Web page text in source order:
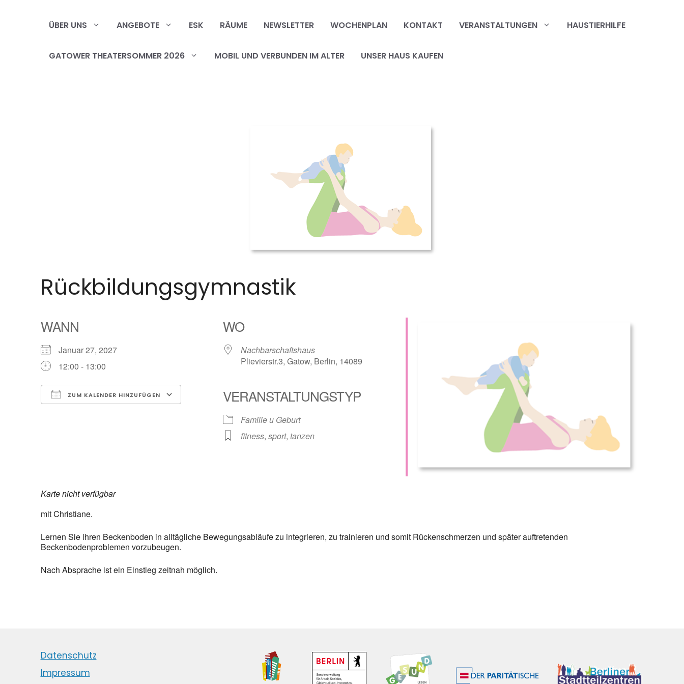
ÜBER UNS ANGEBOTE ESK RÄUME NEWSLETTER WOCHENPLAN KONTAKT VERANSTALTUNGEN HAUSTIERHILFE
GATOWER THEATERSOMMER 2026 MOBIL UND VERBUNDEN IM ALTER UNSER HAUS KAUFEN
Rückbildungsgymnastik
WANN
Januar 27, 2027
12:00 - 13:00
ZUM KALENDER HINZUFÜGEN
Google Kalender Office 365 Outlook Live
WO
Nachbarschaftshaus
Plievierstr.3, Gatow, Berlin, 14089
VERANSTALTUNGSTYP
Familie u Geburt
fitness,sport, tanzen
Karte nicht verfügbar
mit Christiane.
Lernen Sie ihren Beckenboden in alltägliche Bewegungsabläufe zu integrieren, zu trainieren und somit Rückenschmerzen und später auftretenden
Beckenbodenproblemen vorzubeugen.
Nach Absprache ist ein Einstieg zeitnah möglich.
Datenschutz
Impressum